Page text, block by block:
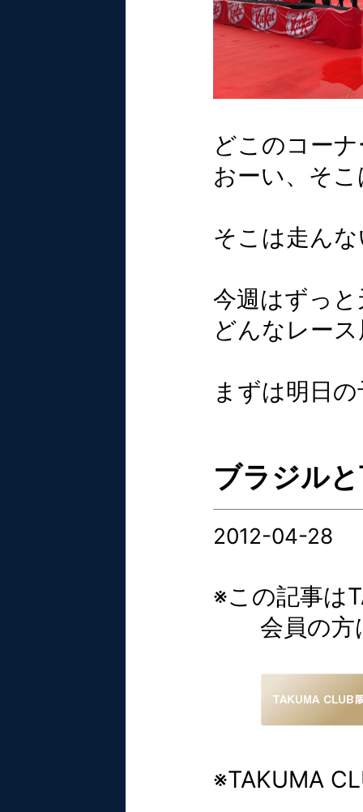
どこのコー
おーい、そ
そこは走ん
今週はずっ
どんなレー
まずは明日
ブラジル
2012-04-28
※この記事は
会員の方
※TAKUMA